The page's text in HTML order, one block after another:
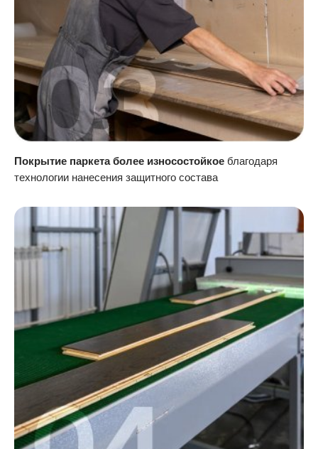
Покрытие паркета более износостойкое благодаря
технологии нанесения защитного состава